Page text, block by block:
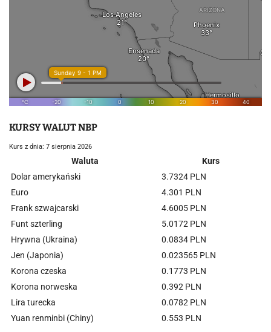
KURSY WALUT NBP
Kurs z dnia: 7 sierpnia 2026
Waluta
Kurs
Dolar amerykański
3.7324 PLN
Euro
4.301 PLN
Frank szwajcarski
4.6005 PLN
Funt szterling
5.0172 PLN
Hrywna (Ukraina)
0.0834 PLN
Jen (Japonia)
0.023565 PLN
Korona czeska
0.1773 PLN
Korona norweska
0.392 PLN
Lira turecka
0.0782 PLN
Yuan renminbi (Chiny)
0.553 PLN